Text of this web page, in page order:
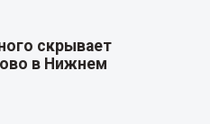
скрывает
в Нижнем